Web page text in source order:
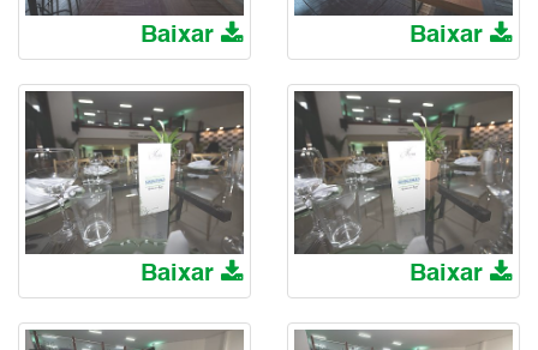
Baixar Baixar
Baixar Baixar